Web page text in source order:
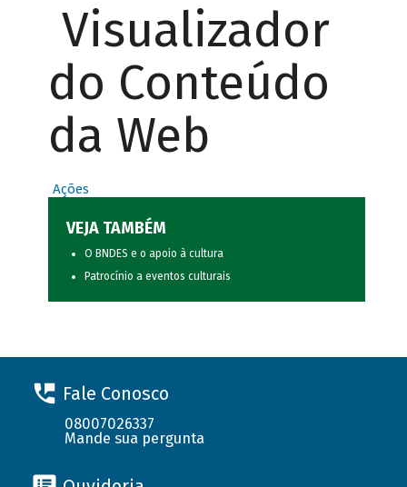
Visualizador
do Conteúdo
da Web
Ações
VEJA TAMBÉM
O BNDES e o apoio à cultura
Patrocínio a eventos culturais
Fale Conosco
08007026337
Mande sua pergunta